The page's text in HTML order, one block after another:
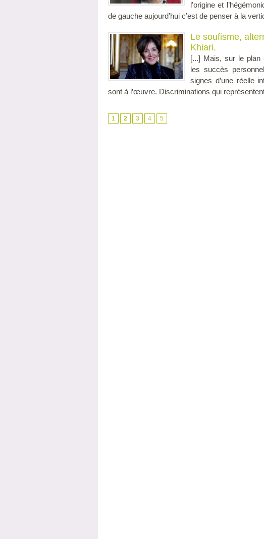
l’origine et
de gauche aujourd’hui c’est de penser à la
Le soufisme,
Khiari.
[...] Mais, sur le plan
les succès
signes d’une réelle
sont à l’œuvre. Discriminations qui
1 2 3 4 5